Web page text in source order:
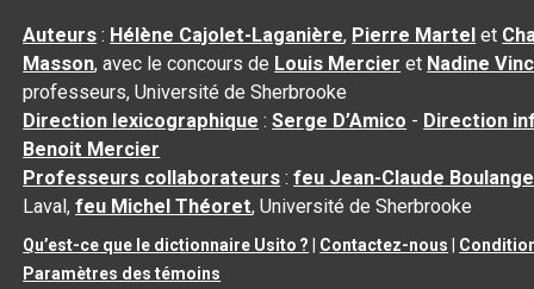
Auteurs : Hélène Cajolet-Laganière, Pierre Martel et
Masson, avec le concours de Louis Mercier et Nadine
professeurs, Université de Sherbrooke
Direction lexicographique :Serge D’Amico - Direction
Benoit Mercier
Professeurs collaborateurs :feu Jean-Claude
Laval,feu Michel Théoret, Université de Sherbrooke
Qu’est-ce que le dictionnaire Usito ? Contactez-nous
Paramètres des témoins